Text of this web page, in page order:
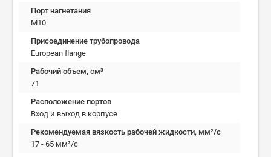
Порт нагнетания
M10
Присоединение трубопровода
European flange
Рабочий объем, см³
71
Расположение портов
Вход и выход в корпусе
Рекомендуемая вязкость рабочей жидкости, мм²/с
17 - 65 мм²/с